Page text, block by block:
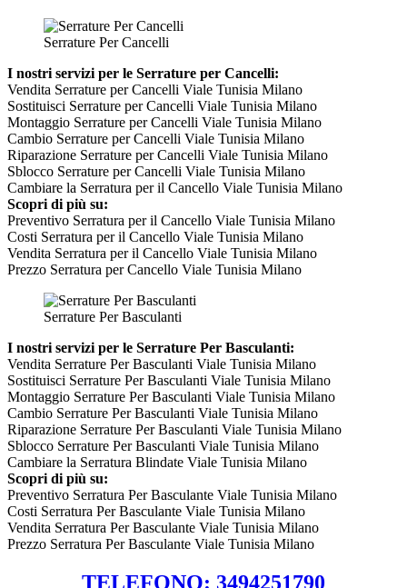
Serrature Per Cancelli
I nostri servizi per le Serrature per Cancelli:
Vendita Serrature per Cancelli Viale Tunisia Milano
Sostituisci Serrature per Cancelli Viale Tunisia Milano
Montaggio Serrature per Cancelli Viale Tunisia Milano
Cambio Serrature per Cancelli Viale Tunisia Milano
Riparazione Serrature per Cancelli Viale Tunisia Milano
Sblocco Serrature per Cancelli Viale Tunisia Milano
Cambiare la Serratura per il Cancello Viale Tunisia Milano
Scopri di più su:
Preventivo Serratura per il Cancello Viale Tunisia Milano
Costi Serratura per il Cancello Viale Tunisia Milano
Vendita Serratura per il Cancello Viale Tunisia Milano
Prezzo Serratura per Cancello Viale Tunisia Milano
Serrature Per Basculanti
I nostri servizi per le Serrature Per Basculanti:
Vendita Serrature Per Basculanti Viale Tunisia Milano
Sostituisci Serrature Per Basculanti Viale Tunisia Milano
Montaggio Serrature Per Basculanti Viale Tunisia Milano
Cambio Serrature Per Basculanti Viale Tunisia Milano
Riparazione Serrature Per Basculanti Viale Tunisia Milano
Sblocco Serrature Per Basculanti Viale Tunisia Milano
Cambiare la Serratura Blindate Viale Tunisia Milano
Scopri di più su:
Preventivo Serratura Per Basculante Viale Tunisia Milano
Costi Serratura Per Basculante Viale Tunisia Milano
Vendita Serratura Per Basculante Viale Tunisia Milano
Prezzo Serratura Per Basculante Viale Tunisia Milano
TELEFONO: 3494251790